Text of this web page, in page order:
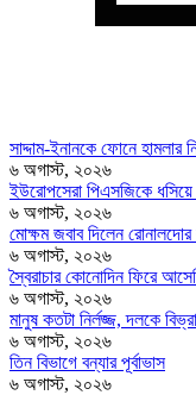
সাদ্দাম-ইনানকে ফোনে হামলার
৬ অগাস্ট, ২০২৬
ইউরোপসেরা পিএসজিকে ধসিয়ে
৬ অগাস্ট, ২০২৬
মোক্ষম জবাব দিলেন রোনালদোর
৬ অগাস্ট, ২০২৬
স্বৈরাচার কোনোদিন ফিরে
৬ অগাস্ট, ২০২৬
মানুষ কতটা নির্লজ্জ, দলকে
৬ অগাস্ট, ২০২৬
তিন বিভাগে বন্যার পূর্বাভাস
৬ অগাস্ট, ২০২৬